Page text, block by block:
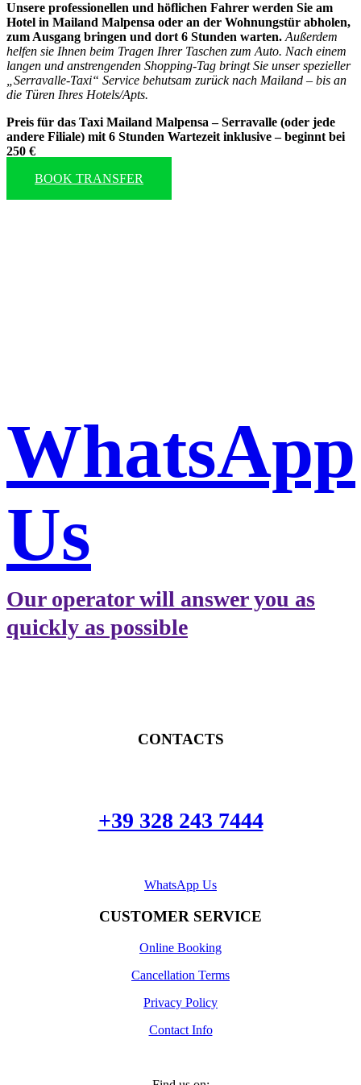
Unsere professionellen und höflichen Fahrer werden Sie am
Hotel in Mailand Malpensa oder an der Wohnungstür abholen,
zum Ausgang bringen und dort 6 Stunden warten. Außerdem
helfen sie Ihnen beim Tragen Ihrer Taschen zum Auto. Nach einem
langen und anstrengenden Shopping-Tag bringt Sie unser spezieller
„Serravalle-Taxi“ Service behutsam zurück nach Mailand – bis an
die Türen Ihres Hotels/Apts.
Preis für das Taxi Mailand Malpensa – Serravalle (oder jede
andere Filiale) mit 6 Stunden Wartezeit inklusive – beginnt bei
250 €
BOOK TRANSFER
WhatsApp
Us
Our operator will answer you as
quickly as possible
CONTACTS
+39 328 243 7444
WhatsApp Us
CUSTOMER SERVICE
Online Booking
Cancellation Terms
Privacy Policy
Contact Info